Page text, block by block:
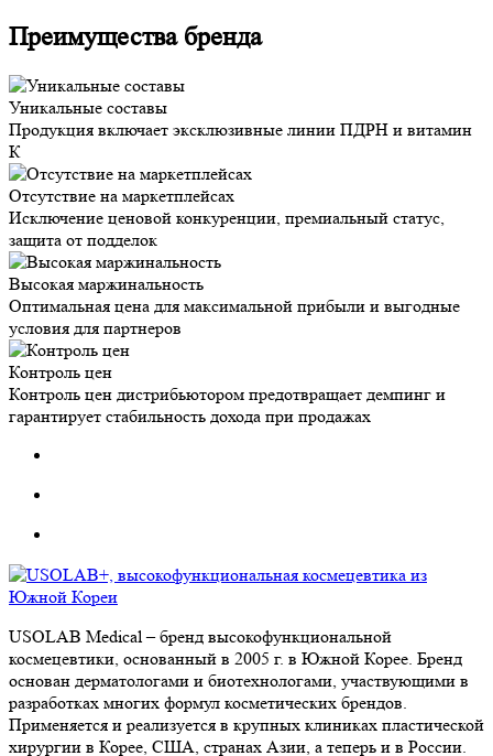
Преимущества бренда
Уникальные составы
Продукция включает эксклюзивные линии ПДРН и витамин
К
Отсутствие на маркетплейсах
Исключение ценовой конкуренции, премиальный статус,
защита от подделок
Высокая маржинальность
Оптимальная цена для максимальной прибыли и выгодные
условия для партнеров
Контроль цен
Контроль цен дистрибьютором предотвращает демпинг и
гарантирует стабильность дохода при продажах
USOLAB Medical – бренд высокофункциональной
космецевтики, основанный в 2005 г. в Южной Корее. Бренд
основан дерматологами и биотехнологами, участвующими в
разработках многих формул косметических брендов.
Применяется и реализуется в крупных клиниках пластической
хирургии в Корее, США, странах Азии, а теперь и в России.